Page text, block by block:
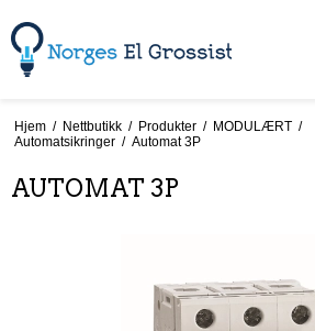
Hjem / Nettbutikk / Produkter / MODULÆRT /
Automatsikringer / Automat 3P
AUTOMAT 3P